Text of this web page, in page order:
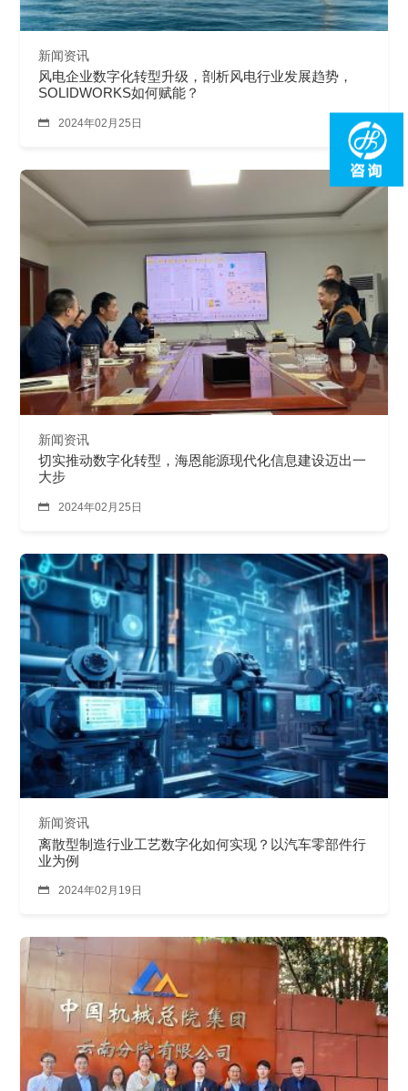
新闻资讯
风电企业数字化转型升级，剖析风电行业发展趋势，
SOLIDWORKS如何赋能？
 2024年02月25日
新闻资讯
切实推动数字化转型，海恩能源现代化信息建设迈出一
大步
 2024年02月25日
新闻资讯
离散型制造行业工艺数字化如何实现？以汽车零部件行
业为例
 2024年02月19日